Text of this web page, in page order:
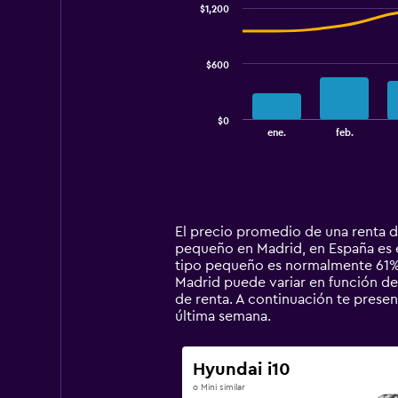
14
categories.
The
chart
has
1
axis
displaying
values.
ene. feb.
$0
$600
$1,200
El precio promedio de una renta
pequeño en Madrid, en España
tipo pequeño es normalmente
Madrid puede variar en función
de renta. A continuación te
última semana.
Hyundai i10
o Mini similar